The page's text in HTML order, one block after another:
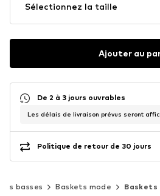
Sélectionnez la taille
Ajouter au
De 2 à 3 jours ouvrables
Les délais de livraison prévus seront
Politique de retour de 30 jours
basses Baskets mode Baskets